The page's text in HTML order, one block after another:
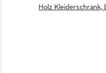
Holz Kleiderschrank,